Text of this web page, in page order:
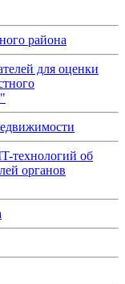
района
для оценки
технологий об
органов